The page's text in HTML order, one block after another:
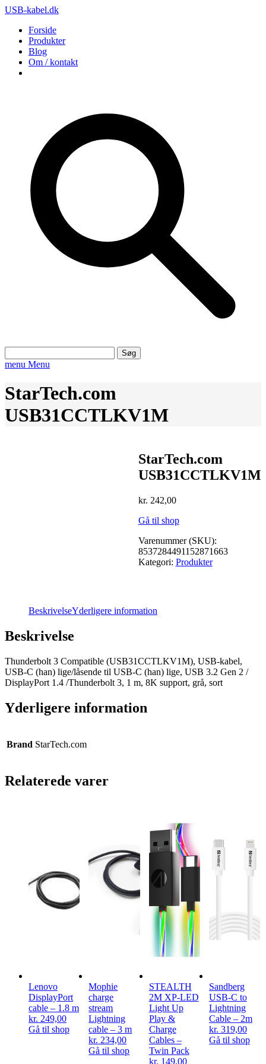
USB-kabel.dk
Forside
Produkter
Blog
Om / kontakt
efter:
menu Menu
StarTech.com
USB31CCTLKV1M
StarTech.com
USB31CCTLKV1M
kr. 242,00
Gå til shop
Varenummer (SKU):
8537284491152871663
Kategori: Produkter
BeskrivelseYderligere information
Beskrivelse
Thunderbolt 3 Compatible (USB31CCTLKV1M), USB-kabel,
USB-C (han) lige/låsende til USB-C (han) lige, USB 3.2 Gen 2 /
DisplayPort 1.4 /Thunderbolt 3, 1 m, 8K support, grå, sort
Yderligere information
Brand StarTech.com
Relaterede varer
Lenovo
DisplayPort
cable – 1.8 m
kr. 249,00
Gå til shop
Mophie
charge
stream
Lightning
cable – 3 m
kr. 234,00
Gå til shop
STEALTH
2M XP-LED
Light Up
Play &
Charge
Cables –
Twin Pack
kr. 149,00
Sandberg
USB-C to
Lightning
Cable – 2m
kr. 319,00
Gå til shop